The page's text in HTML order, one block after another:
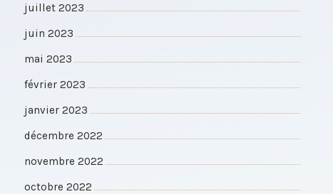
juillet 2023
juin 2023
mai 2023
février 2023
janvier 2023
décembre 2022
novembre 2022
octobre 2022